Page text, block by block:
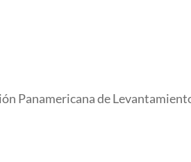
Panamericana de